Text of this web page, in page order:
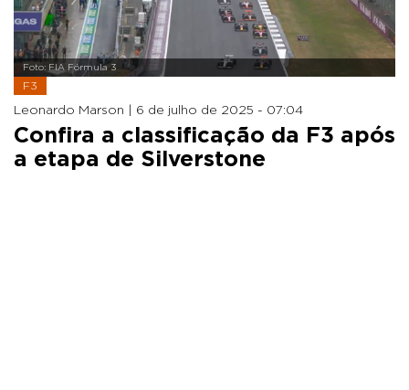
Foto: FIA Fórmula 3
F3
Leonardo Marson | 6 de julho de 2025 - 07:04
Confira a classificação da F3 após
a etapa de Silverstone